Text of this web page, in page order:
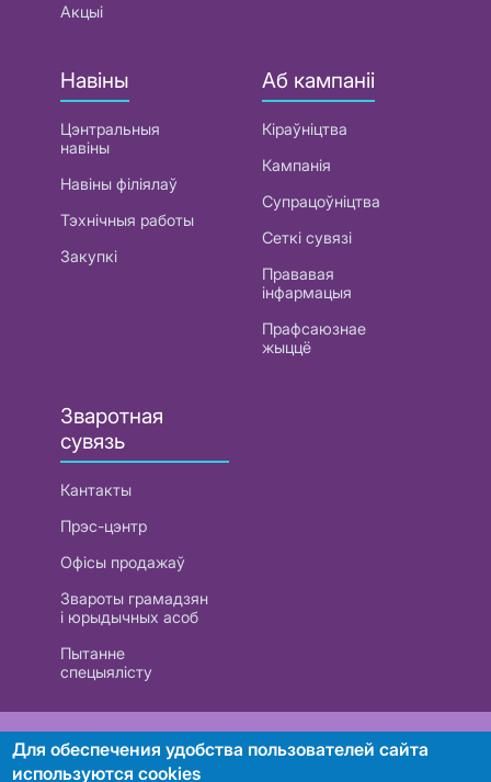
Акцыі
Навіны
Цэнтральныя
навіны
Навіны філіялаў
Тэхнічныя работы
Закупкі
Аб кампаніі
Кіраўніцтва
Кампанія
Супрацоўніцтва
Сеткі сувязі
Прававая
інфармацыя
Прафсаюзнае
жыццё
Зваротная
сувязь
Кантакты
Прэс-цэнтр
Офісы продажаў
Звароты грамадзян
і юрыдычных асоб
Пытанне
спецыялісту
РУП «Белтэлекам». УНП 101007741
Для обеспечения удобства пользователей сайта
используются cookies